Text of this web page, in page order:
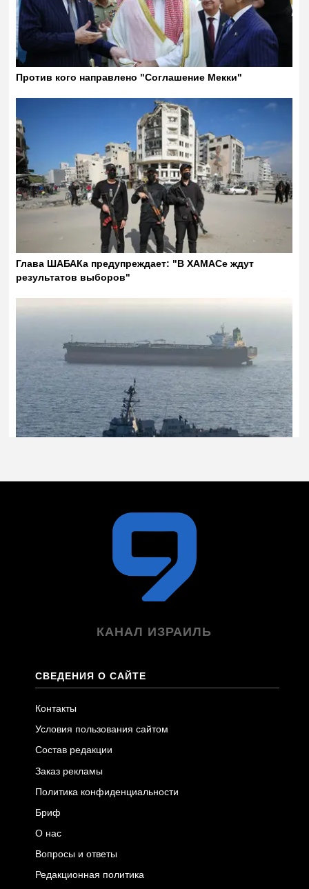
КАНАЛ ИЗРАИЛЬ
СВЕДЕНИЯ О САЙТЕ
Контакты
Условия пользования сайтом
Состав редакции
Заказ рекламы
Политика конфиденциальности
Бриф
О нас
Вопросы и ответы
Редакционная политика